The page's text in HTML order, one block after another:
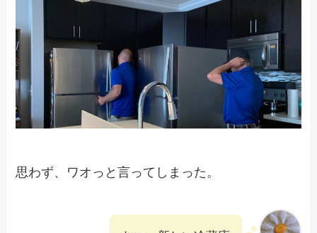
思わず、ワオっと言ってしまった。